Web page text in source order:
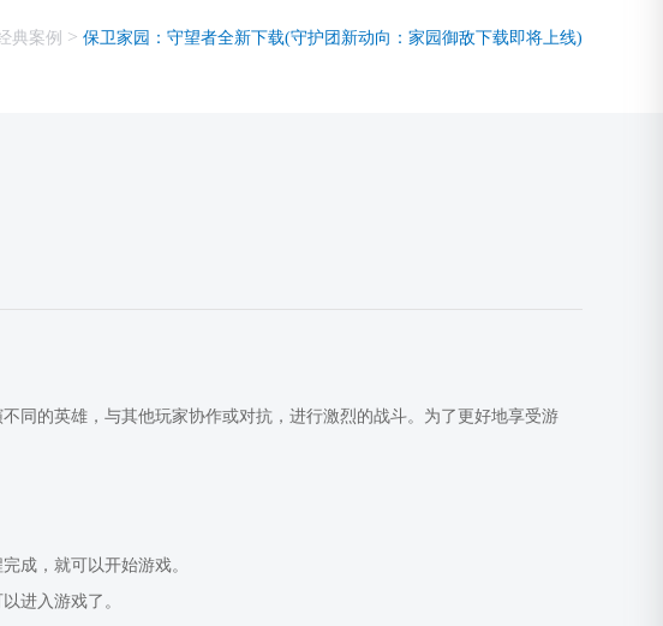
典案例 > 保卫家园：守望者全新下载(守护团新动向：家园御敌下载即将上线)
同的英雄，与其他玩家协作或对抗，进行激烈的战斗。为了更好地享受游
成，就可以开始游戏。
进入游戏了。